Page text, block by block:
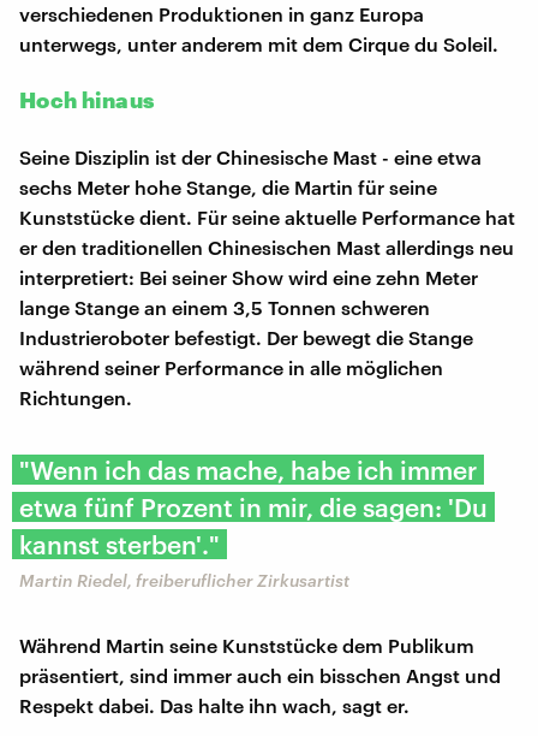
verschiedenen Produktionen in ganz Europa
unterwegs, unter anderem mit dem Cirque du Soleil.
Hoch hinaus
Seine Disziplin ist der Chinesische Mast - eine etwa
sechs Meter hohe Stange, die Martin für seine
Kunststücke dient. Für seine aktuelle Performance hat
er den traditionellen Chinesischen Mast allerdings neu
interpretiert: Bei seiner Show wird eine zehn Meter
lange Stange an einem 3,5 Tonnen schweren
Industrieroboter befestigt. Der bewegt die Stange
während seiner Performance in alle möglichen
Richtungen.
"Wenn ich das mache, habe ich immer
etwa fünf Prozent in mir, die sagen: 'Du
kannst sterben'."
Martin Riedel, freiberuflicher Zirkusartist
Während Martin seine Kunststücke dem Publikum
präsentiert, sind immer auch ein bisschen Angst und
Respekt dabei. Das halte ihn wach, sagt er.